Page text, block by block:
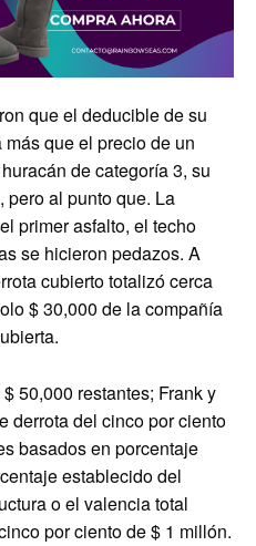
que el deducible de su
que el precio de un
de categoría 3, su
pero al punto que. La
primer asfalto, el techo
se hicieron pedazos. A
cubierto totalizó cerca
$ 30,000 de la compañía
50,000 restantes; Frank y
derrota del cinco por ciento
basados ​​en porcentaje
establecido del
o el valencia total
por ciento de $ 1 millón.